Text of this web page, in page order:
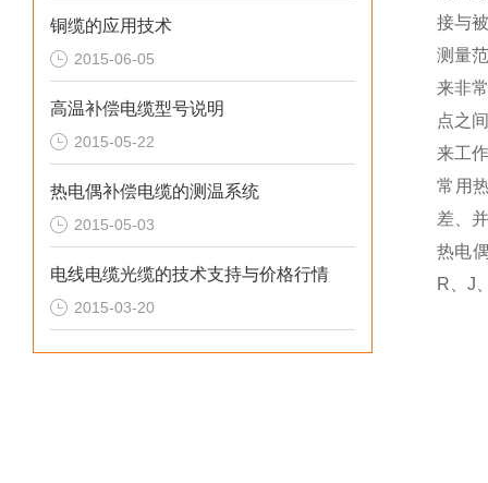
铜缆的应用技术
2015-06-05
高温补偿电缆型号说明
2015-05-22
热电偶补偿电缆的测温系统
2015-05-03
电线电缆光缆的技术支持与价格行情
2015-03-20
接与
测量
来非
点之
来工
常用
差、
热电
R、J